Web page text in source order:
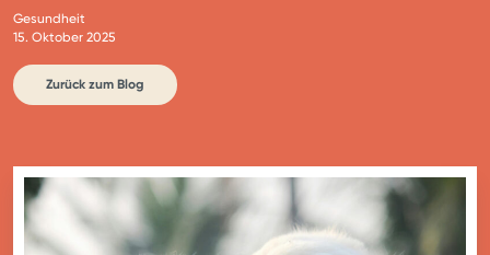
Gesundheit
15. Oktober 2025
Zurück zum Blog